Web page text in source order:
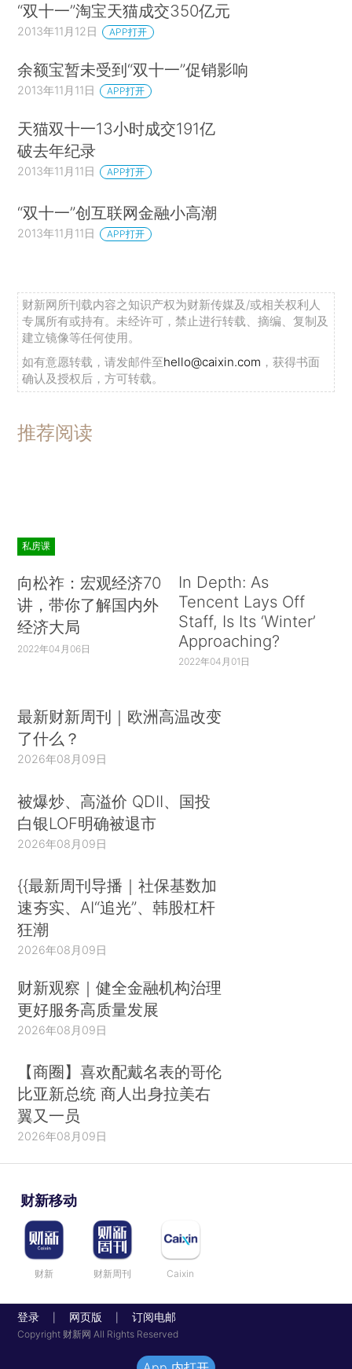
“双十一”淘宝天猫成交350亿元
2013年11月12日 APP打开
余额宝暂未受到“双十一”促销影响
2013年11月11日 APP打开
天猫双十一13小时成交191亿
破去年纪录
2013年11月11日 APP打开
“双十一”创互联网金融小高潮
2013年11月11日 APP打开
财新网所刊载内容之知识产权为财新传媒及/或相关权利人
专属所有或持有。未经许可，禁止进行转载、摘编、复制及
建立镜像等任何使用。
如有意愿转载，请发邮件至hello@caixin.com ，获得书面
确认及授权后，方可转载。
推荐阅读
私房课
向松祚：宏观经济70
讲，带你了解国内外
经济大局
2022年04月06日
In Depth: As
Tencent Lays Off
Staff, Is Its ‘Winter’
Approaching?
2022年04月01日
最新财新周刊｜欧洲高温改变
了什么？
2026年08月09日
被爆炒、高溢价 QDII、国投
白银LOF明确被退市
2026年08月09日
{{最新周刊导播｜社保基数加
速夯实、AI“追光”、韩股杠杆
狂潮
2026年08月09日
财新观察｜健全金融机构治理
更好服务高质量发展
2026年08月09日
【商圈】喜欢配戴名表的哥伦
比亚新总统 商人出身拉美右
翼又一员
2026年08月09日
财新移动
财新 财新周刊 Caixin
登录 网页版 订阅电邮
Copyright 财新网 All Rights Reserved